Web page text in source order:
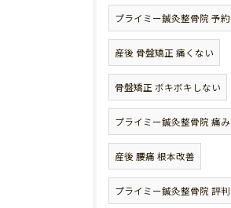
プライミー鍼灸整骨院 予約
産後 骨盤矯正 痛くない
骨盤矯正 ボキボキしない
プライミー鍼灸整骨院 痛み
産後 腰痛 根本改善
プライミー鍼灸整骨院 評判